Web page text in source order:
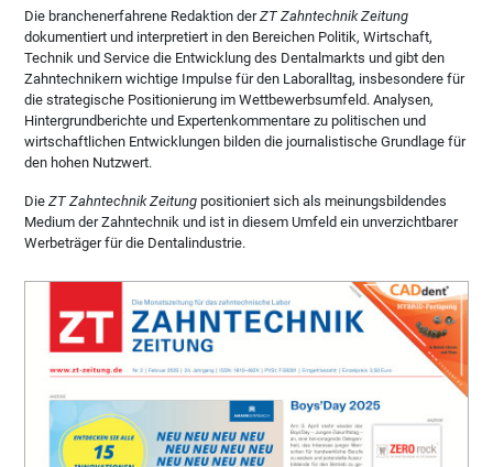
Die branchenerfahrene Redaktion derZT Zahntechnik Zeitung
dokumentiert und interpretiert in den Bereichen Politik, Wirtschaft,
Technik und Service die Entwicklung des Dentalmarkts und gibt den
Zahntechnikern wichtige Impulse für den Laboralltag, insbesondere für
die strategische Positionierung im Wettbewerbsumfeld. Analysen,
Hintergrundberichte und Expertenkommentare zu politischen und
wirtschaftlichen Entwicklungen bilden die journalistische Grundlage für
den hohen Nutzwert.
DieZT Zahntechnik Zeitung positioniert sich als meinungsbildendes
Medium der Zahntechnik und ist in diesem Umfeld ein unverzichtbarer
Werbeträger für die Dentalindustrie.